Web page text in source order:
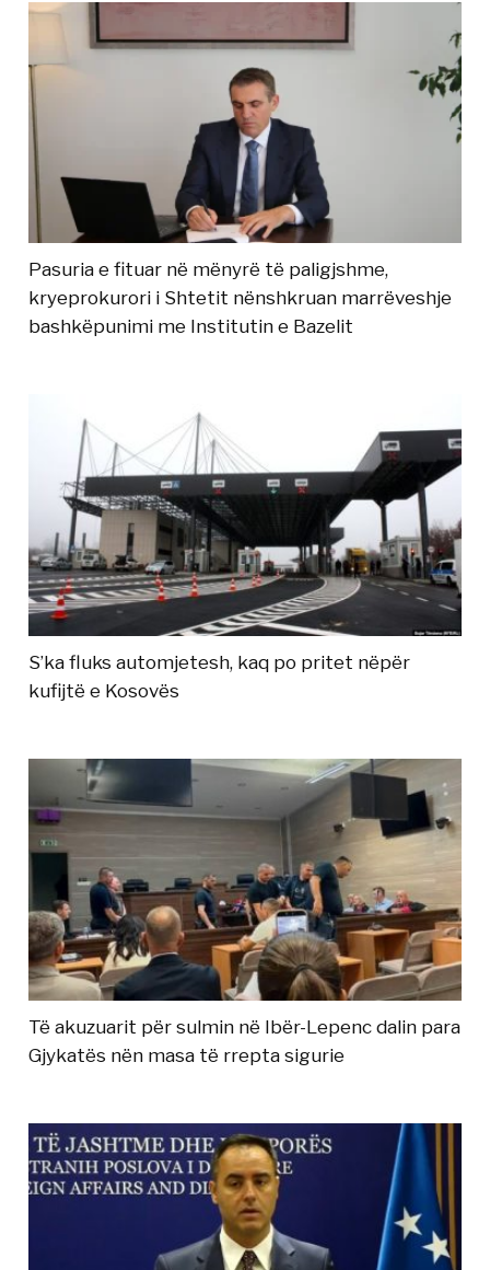
Pasuria e fituar në mënyrë të paligjshme,
kryeprokurori i Shtetit nënshkruan marrëveshje
bashkëpunimi me Institutin e Bazelit
S’ka fluks automjetesh, kaq po pritet nëpër
kufijtë e Kosovës
Të akuzuarit për sulmin në Ibër-Lepenc dalin para
Gjykatës nën masa të rrepta sigurie